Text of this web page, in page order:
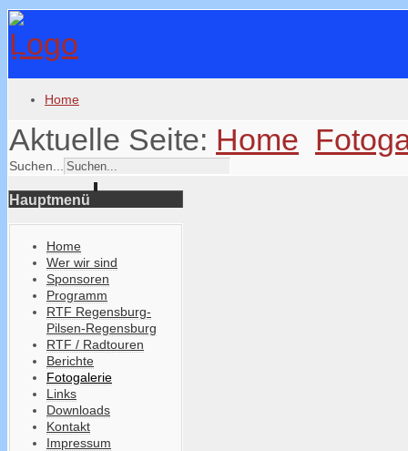
Home
Aktuelle Seite: Home
Suchen...
Hauptmenü
Home
Wer wir sind
Sponsoren
Programm
RTF Regensburg-
Pilsen-Regensburg
RTF / Radtouren
Berichte
Fotogalerie
Links
Downloads
Kontakt
Impressum